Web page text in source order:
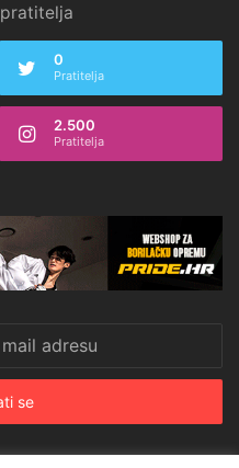
pratitelja
0
Pratitelja
2.500
Pratitelja